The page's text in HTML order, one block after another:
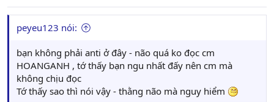
peyeu123 nói:
bạn không phải anti ở đây - não quá ko đọc cm
HOANGANH , tớ thấy bạn ngu nhất đấy nên cm mà
không chịu đọc
Tớ thấy sao thì nói vậy - thằng não mà nguy hiểm